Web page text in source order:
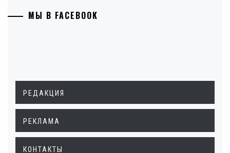
МЫ В FACEBOOK
РЕДАКЦИЯ
РЕКЛАМА
КОНТАКТЫ